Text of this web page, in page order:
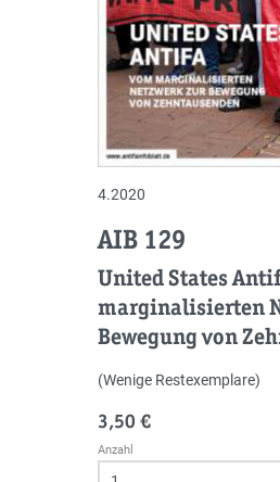
4.2020
AIB 129
United States
marginalisierten
Bewegung von
(Wenige Restexemplare)
3,50 €
Anzahl